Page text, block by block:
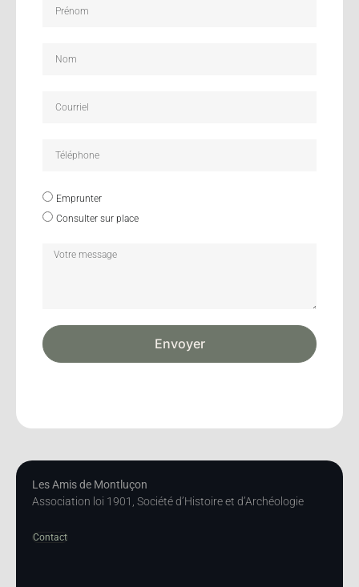
Emprunter
Consulter sur place
Envoyer
Les Amis de Montluçon
Association loi 1901, Société d’Histoire et d’Archéologie
Contact